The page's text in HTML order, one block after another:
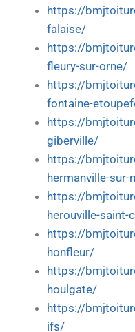
https://
falaise/
https://
fleury-sur-orne/
https://
fontaine-
https://
giberville/
https://
hermanville-sur-
https://
herouville-saint-
https://
honfleur/
https://
houlgate/
https://
ifs/